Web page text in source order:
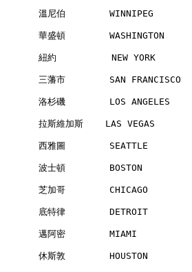
溫尼伯        WINNIPEG
華盛頓
紐約          NEW YORK
三藩市        SAN
洛杉磯        LOS
拉斯維加斯    LAS
西雅圖        SEATTLE
波士頓        BOSTON
芝加哥        CHICAGO
底特律        DETROIT
邁阿密        MIAMI
休斯敦        HOUSTON